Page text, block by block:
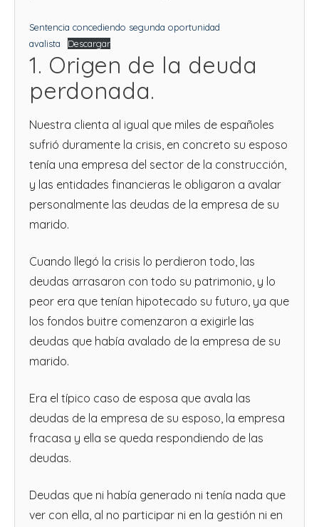
Sentencia concediendo segunda oportunidad
avalista
Descargar
1. Origen de la deuda
perdonada.
Nuestra clienta al igual que miles de españoles
sufrió duramente la crisis, en concreto su esposo
tenía una empresa del sector de la construcción,
y las entidades financieras le obligaron a avalar
personalmente las deudas de la empresa de su
marido.
Cuando llegó la crisis lo perdieron todo, las
deudas arrasaron con todo su patrimonio, y lo
peor era que tenían hipotecado su futuro, ya que
los fondos buitre comenzaron a exigirle las
deudas que había avalado de la empresa de su
marido.
Era el típico caso de esposa que avala las
deudas de la empresa de su esposo, la empresa
fracasa y ella se queda respondiendo de las
deudas.
Deudas que ni había generado ni tenía nada que
ver con ella, al no participar ni en la gestión ni en